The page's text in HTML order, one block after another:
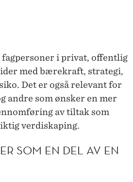
fagpersoner i privat, offentlig
med bærekraft, strategi,
Det er også relevant for
andre som ønsker en mer
av tiltak som
verdiskaping.
SOM EN DEL AV EN